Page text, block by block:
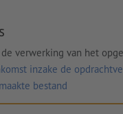
verwerking van het
inzake de
bestand